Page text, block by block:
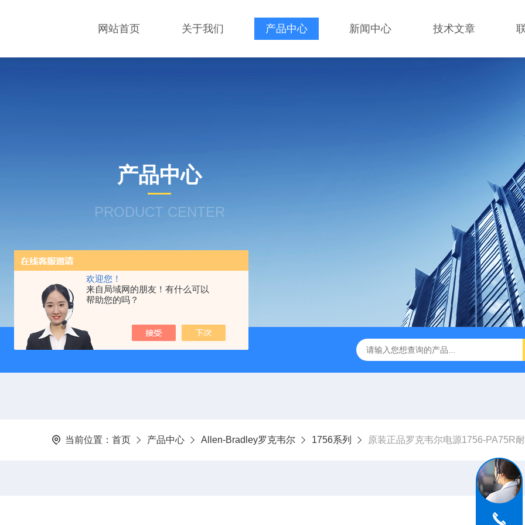
欢迎您！
来自局域网的朋友！有什么可以
帮助您的吗？
网站首页 关于我们 产品中心 新闻中心 技术文章
产品中心
PRODUCT CENTER
当前位置： 首页 产品中心 Allen-Bradley罗克韦尔 1756系列 原装正品罗克韦尔电源1756-PA75R